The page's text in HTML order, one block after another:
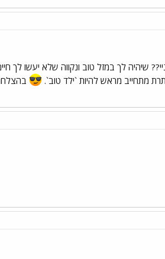
שיהיה לך במזל טוב ונקווה שלא יעשו
מתחייב מראש להיות `ילד טוב`.